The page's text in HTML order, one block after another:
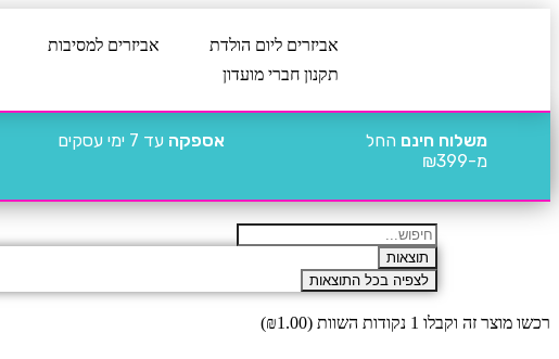
אביזרים ליום הולדת אביזרים למסיבות
תקנון חברי מועדון
משלוח חינם החל
מ-₪399
אספקה עד 7 ימי עסקים
תוצאות
לצפיה בכל התוצאות
רכשו מוצר זה וקבלו 1 נקודות השוות ( ₪1.00
)